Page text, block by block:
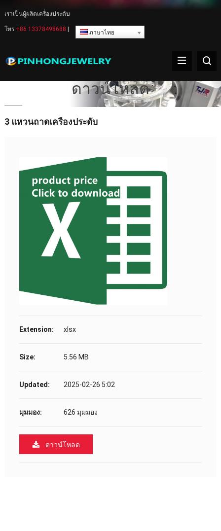
เราเป็นผู้ผลิตเครื่องประดับ
โทร:+86 13378498688 ภาษาไทย
ดาวน์โหลด
3 แหวนถาดเครื่องประดับ
Extension: xlsx
Size: 5.56 MB
Updated : 2025-02-26 5:02
มุมมอง: 626 มุมมอง
ดาวน์โหลด